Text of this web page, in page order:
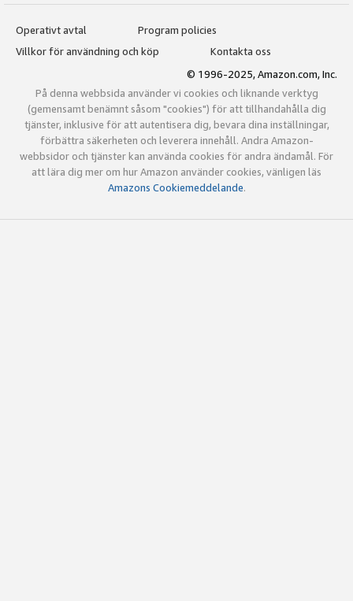
Operativt avtal
Program policies
Villkor för användning och köp
Kontakta oss
© 1996-2025, Amazon.com, Inc.
På denna webbsida använder vi cookies och liknande verktyg
(gemensamt benämnt såsom "cookies") för att tillhandahålla dig
tjänster, inklusive för att autentisera dig, bevara dina inställningar,
förbättra säkerheten och leverera innehåll. Andra Amazon-
webbsidor och tjänster kan använda cookies för andra ändamål. För
att lära dig mer om hur Amazon använder cookies, vänligen läs
Amazons Cookiemeddelande.